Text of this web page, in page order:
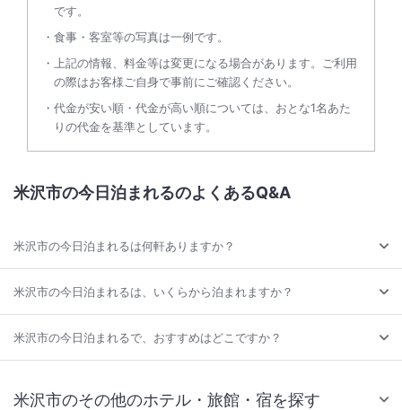
です。
食事・客室等の写真は一例です。
上記の情報、料金等は変更になる場合があります。ご利用
の際はお客様ご自身で事前にご確認ください。
代金が安い順・代金が高い順については、おとな1名あた
りの代金を基準としています。
米沢市の今日泊まれるのよくあるQ&A
米沢市の今日泊まれるは何軒ありますか？
米沢市の今日泊まれるは、いくらから泊まれますか？
米沢市の今日泊まれるで、おすすめはどこですか？
米沢市のその他のホテル・旅館・宿を探す